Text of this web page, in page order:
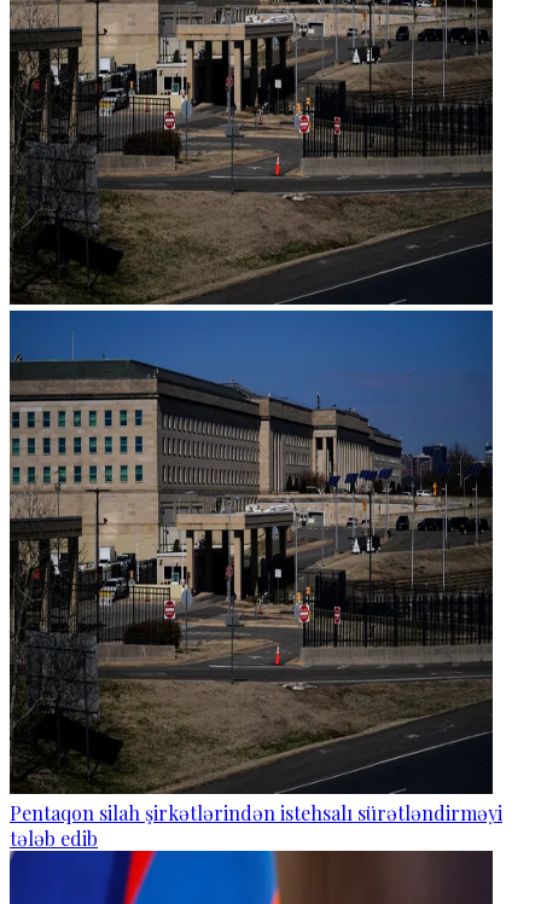
Pentaqon silah şirkətlərindən istehsalı sürətləndirməyi
tələb edib